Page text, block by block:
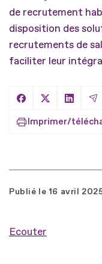
de recrutement
disposition des
recrutements de
faciliter leur
Partager sur
Partager sur
Imprimer/
Publié le 16 avril
Ecouter